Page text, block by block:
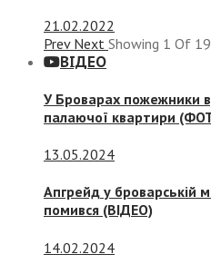
21.02.2022
Prev Next Showing 1 Of 19
ВІДЕО
У Броварах пожежники
палаючої квартири
13.05.2024
Апгрейд у броварській
помився (ВІДЕО)
14.02.2024